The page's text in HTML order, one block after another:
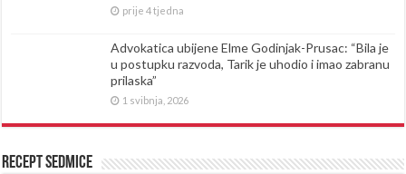
prije 4 tjedna
Advokatica ubijene Elme Godinjak-Prusac: “Bila je
u postupku razvoda, Tarik je uhodio i imao zabranu
prilaska”
1 svibnja, 2026
Recept sedmice